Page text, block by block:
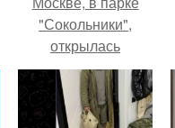
"Сокольники",
открылась
американская
национальная
выставка.